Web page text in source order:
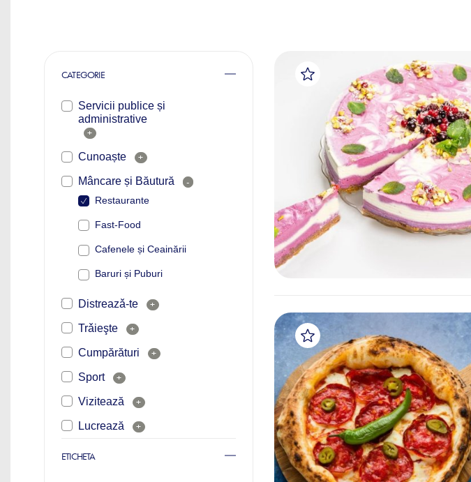
CATEGORIE
Servicii publice și
administrative
+
Cunoaște +
Mâncare și Băutură -
Restaurante
Fast-Food
Cafenele și Ceainării
Baruri și Puburi
Distreazǎ-te +
Trǎieşte +
Cumpărături +
Sport +
Vizitează +
Lucrează +
ETICHETA